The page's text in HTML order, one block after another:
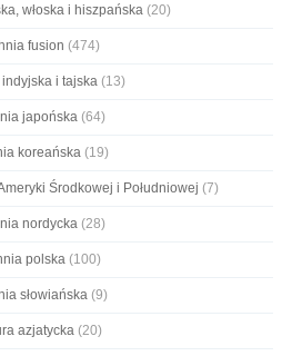
włoska i hiszpańska(20)
fusion (474)
i tajska(13)
japońska(64)
koreańska (19)
Środkowej i Południowej (7)
nordycka(28)
polska (100)
słowiańska(9)
azjatycka (20)